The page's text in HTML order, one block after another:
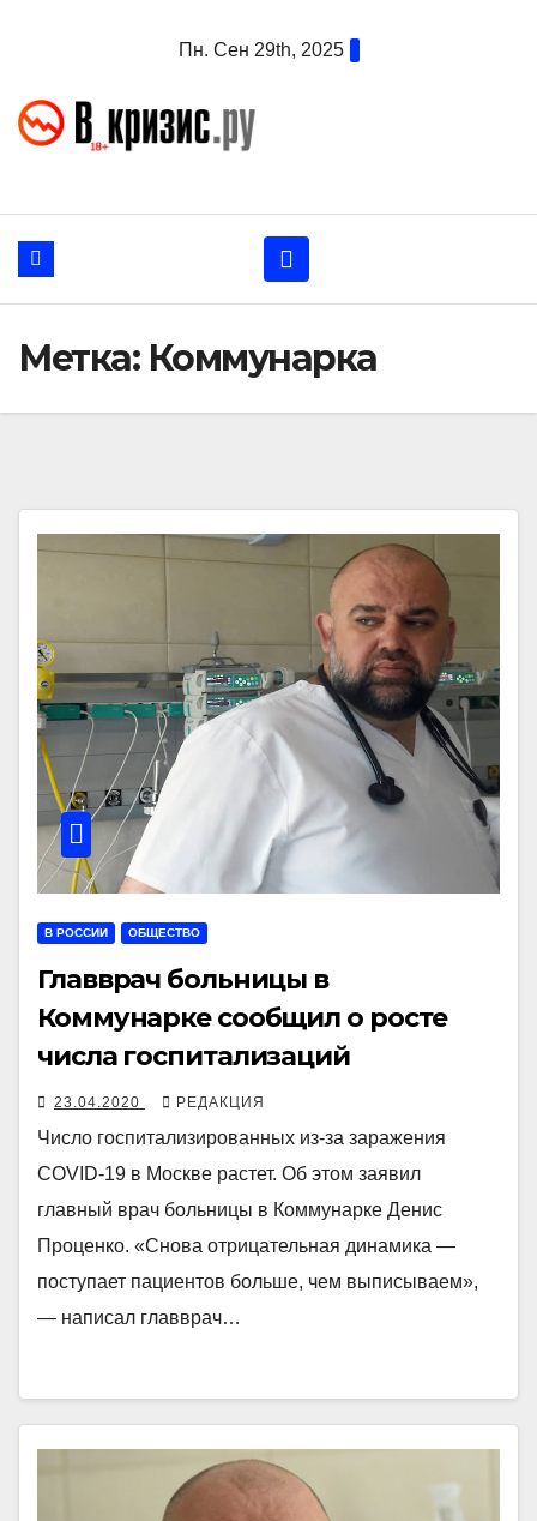
Пн. Сен 29th, 2025
Метка: Коммунарка
В РОССИИ ОБЩЕСТВО
Главврач больницы в
Коммунарке сообщил о росте
числа госпитализаций
23.04.2020 РЕДАКЦИЯ
Число госпитализированных из-за заражения
COVID-19 в Москве растет. Об этом заявил
главный врач больницы в Коммунарке Денис
Проценко. «Снова отрицательная динамика —
поступает пациентов больше, чем выписываем»,
— написал главврач…